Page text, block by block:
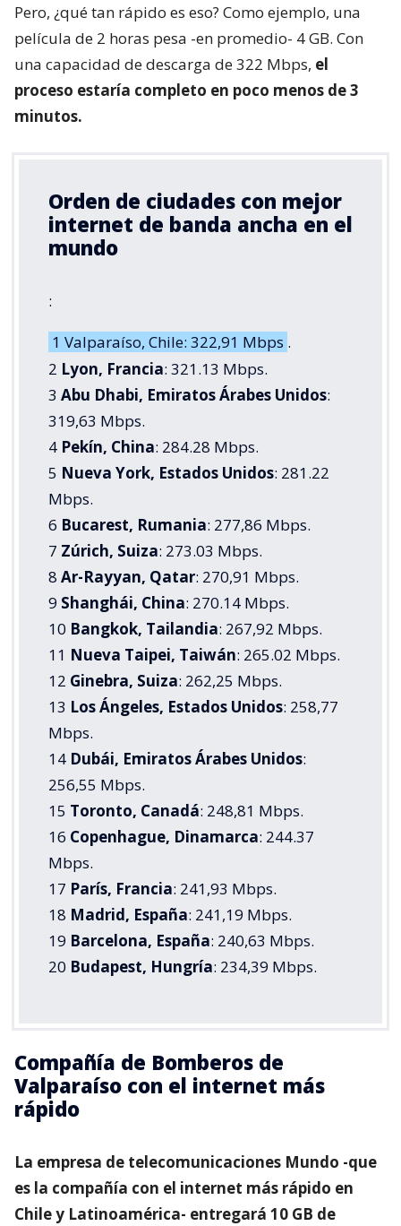
Pero, ¿qué tan rápido es eso? Como ejemplo, una
película de 2 horas pesa -en promedio- 4 GB. Con
una capacidad de descarga de 322 Mbps, el
proceso estaría completo en poco menos de 3
minutos.
Orden de ciudades con mejor
internet de banda ancha en el
mundo
:
1 Valparaíso, Chile: 322,91 Mbps .
2 Lyon, Francia: 321.13 Mbps.
3 Abu Dhabi, Emiratos Árabes Unidos:
319,63 Mbps.
4 Pekín, China: 284.28 Mbps.
5 Nueva York, Estados Unidos: 281.22
Mbps.
6 Bucarest, Rumania: 277,86 Mbps.
7 Zúrich, Suiza: 273.03 Mbps.
8 Ar-Rayyan, Qatar: 270,91 Mbps.
9 Shanghái, China: 270.14 Mbps.
10 Bangkok, Tailandia: 267,92 Mbps.
11 Nueva Taipei, Taiwán: 265.02 Mbps.
12 Ginebra, Suiza: 262,25 Mbps.
13 Los Ángeles, Estados Unidos: 258,77
Mbps.
14 Dubái, Emiratos Árabes Unidos:
256,55 Mbps.
15 Toronto, Canadá: 248,81 Mbps.
16 Copenhague, Dinamarca: 244.37
Mbps.
17 París, Francia: 241,93 Mbps.
18 Madrid, España: 241,19 Mbps.
19 Barcelona, ​​España: 240,63 Mbps.
20 Budapest, Hungría: 234,39 Mbps.
Compañía de Bomberos de
Valparaíso con el internet más
rápido
La empresa de telecomunicaciones Mundo -que
es la compañía con el internet más rápido en
Chile y Latinoamérica- entregará 10 GB de